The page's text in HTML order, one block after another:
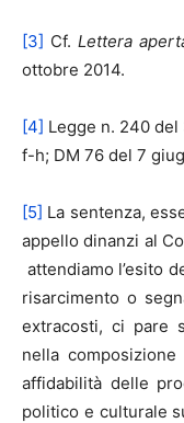
[3] Cf.Lettera
ottobre 2014.
[4] Legge n. 240 del
f-h; DM 76 del 7
[5] La sentenza,
appello dinanzi al
attendiamo l’esito
risarcimento o
extracosti, ci pare
nella
affidabilità delle
politico e culturale